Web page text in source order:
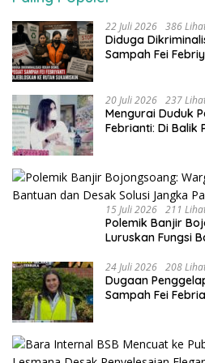
22 Juli 2026 386
Diduga
Sampah Fei
20 Juli 2026 237
​Mengurai Duduk
Febrianti: Di Balik
15 Juli 2026 211
Polemik Banjir
Luruskan Fungsi
24 Juli 2026 208
Dugaan
Sampah Fei